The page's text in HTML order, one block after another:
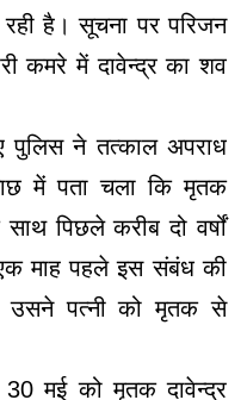
रही है। सूचना पर परिजन
कमरे में दावेन्द्र का शव
पुलिस ने तत्काल अपराध
में पता चला कि मृतक
पिछले करीब दो वर्षों
माह पहले इस संबंध की
उसने पत्नी को मृतक से
मई को मृतक दावेन्द्र